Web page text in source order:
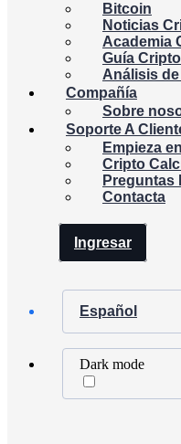
Bitcoin
Noticias
Academia
Guía Cripto
Análisis
Compañía
Sobre
Soporte A
Empieza
Cripto
Preguntas
Contacta
Ingresar
Español
Dark mode